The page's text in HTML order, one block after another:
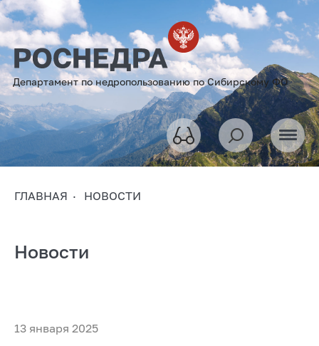
Департамент по недропользованию по Сибирскому ФО
ГЛАВНАЯ НОВОСТИ
Новости
13 января 2025